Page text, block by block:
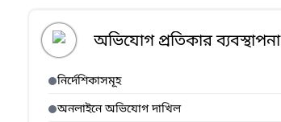
অভিযোগ প্রতিকার ব্যবস্থাপনা
নির্দেশিকাসমূহ
অনলাইনে অভিযোগ দাখিল